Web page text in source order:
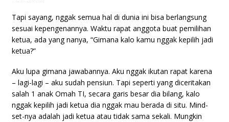
Tapi sayang, nggak semua hal di dunia ini bisa berlangsung
sesuai kepengenannya. Waktu rapat anggota buat pemilihan
ketua, ada yang nanya, “Gimana kalo kamu nggak kepilih jadi
ketua?”
Aku lupa gimana jawabannya. Aku nggak ikutan rapat karena
– lagi-lagi – aku sudah pensiun. Tapi seperti yang diceritakan
salah 1 anak Omah TI, secara garis besar dia bilang, kalo
nggak kepilih jadi ketua dia nggak mau berada di situ. Mind-
set-nya adalah jadi ketua atau tidak sama sekali. Mungkin